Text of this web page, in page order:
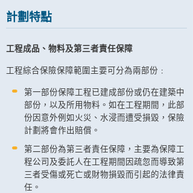
計劃特點
工程成品、物料及第三者責任保障
工程綜合保險保障範圍主要可分為兩部份﹕
第一部份保障工程已建成部份或仍在建築中
部份，以及所用物料。如在工程期間，此部
份因意外例如火災、水浸而遭受損毀，保險
計劃將會作出賠償。
第二部份為第三者責任保障，主要為保障工
程公司及委託人在工程期間因疏忽而導致第
三者受傷或死亡或財物損毀而引起的法律責
任。